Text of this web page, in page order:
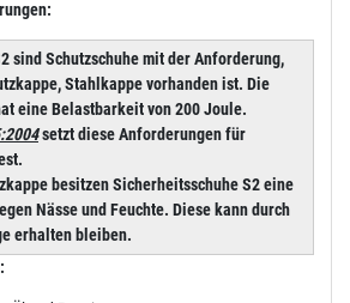
sind Schutzschuhe mit der Anforderung,
Stahlkappe vorhanden ist. Die
eine Belastbarkeit von 200 Joule.
setzt diese Anforderungen für
besitzen Sicherheitsschuhe S2 eine
Nässe und Feuchte. Diese kann durch
erhalten bleiben.